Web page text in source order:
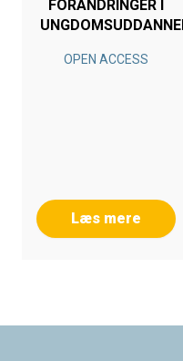
FORANDRINGER I
OPEN ACCESS
Læs mere